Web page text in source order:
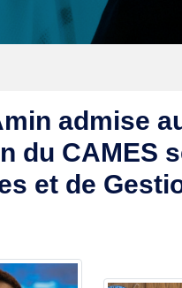
admise
du CAMES
et de